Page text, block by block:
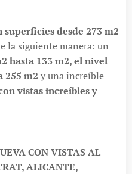
desde 273 m2
la siguiente manera: un
hasta 133 m2, el nivel
255 m2 y una increíble
vistas increíbles y
CON VISTAS AL
ALICANTE,